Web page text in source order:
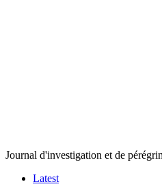
Journal d'investigation et de
Latest